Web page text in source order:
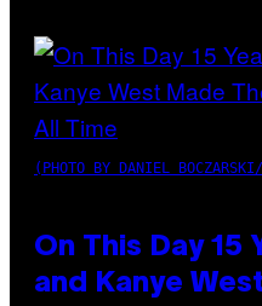
(PHOTO BY DANIEL
On This Day 15
and Kanye